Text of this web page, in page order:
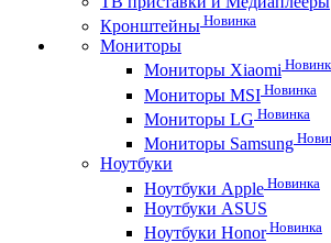
Кронштейны Новинка
Мониторы
Мониторы Xiaomi
Мониторы MSI Новинка
Мониторы LG Новинка
Мониторы Samsung
Ноутбуки
Ноутбуки Apple Новинка
Ноутбуки ASUS
Ноутбуки HonorНовинка